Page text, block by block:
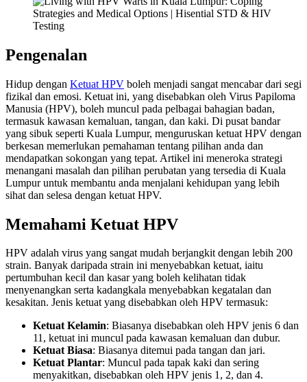
Pengenalan
Hidup dengan Ketuat HPV boleh menjadi sangat mencabar dari segi
fizikal dan emosi. Ketuat ini, yang disebabkan oleh Virus Papiloma
Manusia (HPV), boleh muncul pada pelbagai bahagian badan,
termasuk kawasan kemaluan, tangan, dan kaki. Di pusat bandar
yang sibuk seperti Kuala Lumpur, menguruskan ketuat HPV dengan
berkesan memerlukan pemahaman tentang pilihan anda dan
mendapatkan sokongan yang tepat. Artikel ini meneroka strategi
menangani masalah dan pilihan perubatan yang tersedia di Kuala
Lumpur untuk membantu anda menjalani kehidupan yang lebih
sihat dan selesa dengan ketuat HPV.
Memahami Ketuat HPV
HPV adalah virus yang sangat mudah berjangkit dengan lebih 200
strain. Banyak daripada strain ini menyebabkan ketuat, iaitu
pertumbuhan kecil dan kasar yang boleh kelihatan tidak
menyenangkan serta kadangkala menyebabkan kegatalan dan
kesakitan. Jenis ketuat yang disebabkan oleh HPV termasuk:
Ketuat Kelamin: Biasanya disebabkan oleh HPV jenis 6 dan
11, ketuat ini muncul pada kawasan kemaluan dan dubur.
Ketuat Biasa: Biasanya ditemui pada tangan dan jari.
Ketuat Plantar: Muncul pada tapak kaki dan sering
menyakitkan, disebabkan oleh HPV jenis 1, 2, dan 4.